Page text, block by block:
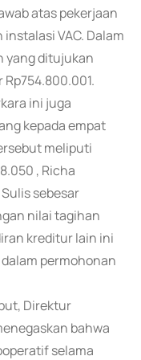
atas pekerjaan
VAC. Dalam
yang ditujukan
ini juga
kepada empat
meliputi
, Richa
sebesar
nilai tagihan
kreditur lain ini
permohonan
Direktur
bahwa
selama